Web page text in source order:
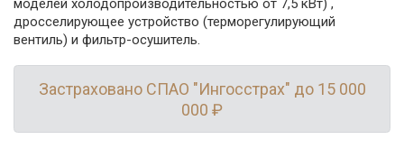
моделей холодопроизводительностью от 7,5 кВт) ,
дросселирующее устройство (терморегулирующий
вентиль) и фильтр-осушитель.
Застраховано СПАО "Ингосстрах" до 15 000
000 ₽